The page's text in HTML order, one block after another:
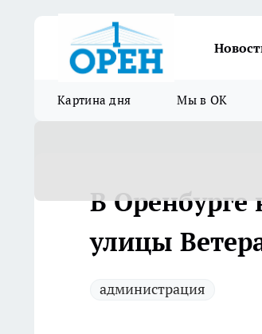
Картина дня Мы в ОК
В Оренбурге
улицы
администрация